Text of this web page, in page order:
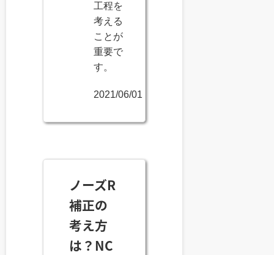
工程を
考える
ことが
重要で
す。
2021/06/01
ノーズR
補正の
考え方
は？NC